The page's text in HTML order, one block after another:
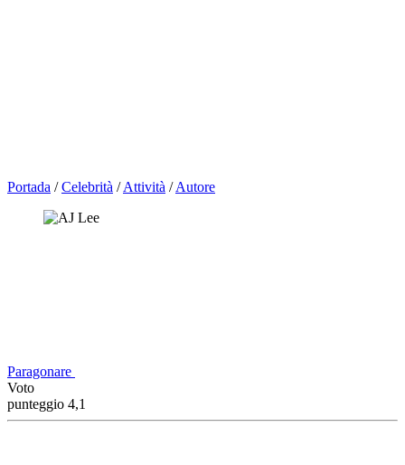
Portada /Celebrità /Attività /Autore
Paragonare
Voto
punteggio 4,1